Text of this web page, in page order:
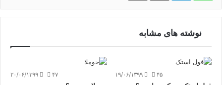
نوشته های مشابه
۲۰/۰۶/۱۳۹۹ ۴۷ ۱۹/۰۶/۱۳۹۹ ۴۵